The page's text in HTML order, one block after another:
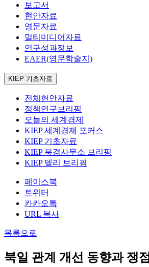
보고서
현안자료
영문자료
멀티미디어자료
연구성과정보
EAER(영문학술지)
KIEP 기초자료
전체현안자료
정책연구브리핑
오늘의 세계경제
KIEP 세계경제 포커스
KIEP 기초자료
KIEP 북경사무소 브리핑
KIEP 델리 브리핑
페이스북
트위터
카카오톡
URL 복사
목록으로
북일 관계 개선 동향과 쟁점